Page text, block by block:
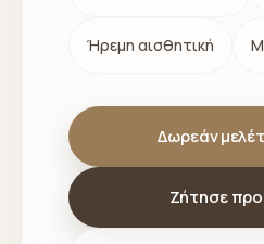
Ήρεμη αισθητική
Δωρεάν
Ζήτησε